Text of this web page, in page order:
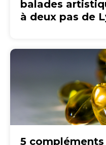
balades
à deux pas de
5